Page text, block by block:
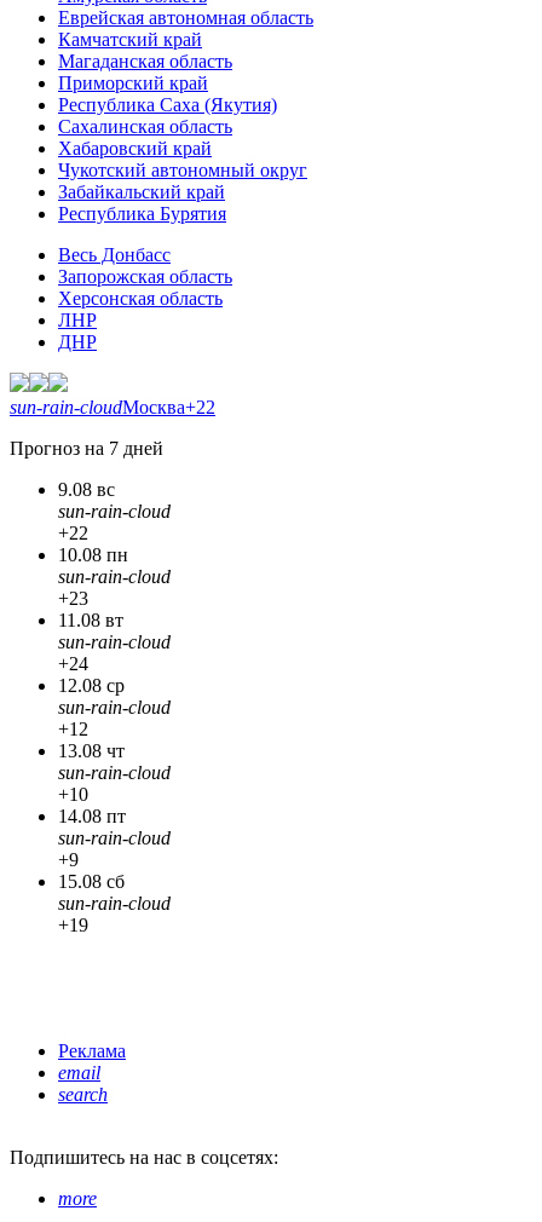
Еврейская автономная область
Камчатский край
Магаданская область
Приморский край
Республика Саха (Якутия)
Сахалинская область
Хабаровский край
Чукотский автономный округ
Забайкальский край
Республика Бурятия
Весь Донбасс
Запорожская область
Херсонская область
ЛНР
ДНР
sun-rain-cloudМосква+22
Прогноз на 7 дней
9.08 вс
sun-rain-cloud
+22
10.08 пн
sun-rain-cloud
+23
11.08 вт
sun-rain-cloud
+24
12.08 ср
sun-rain-cloud
+12
13.08 чт
sun-rain-cloud
+10
14.08 пт
sun-rain-cloud
+9
15.08 сб
sun-rain-cloud
+19
Реклама
email
search
Подпишитесь на нас в соцсетях:
more